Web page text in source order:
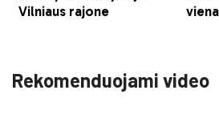
Rekomenduojami video